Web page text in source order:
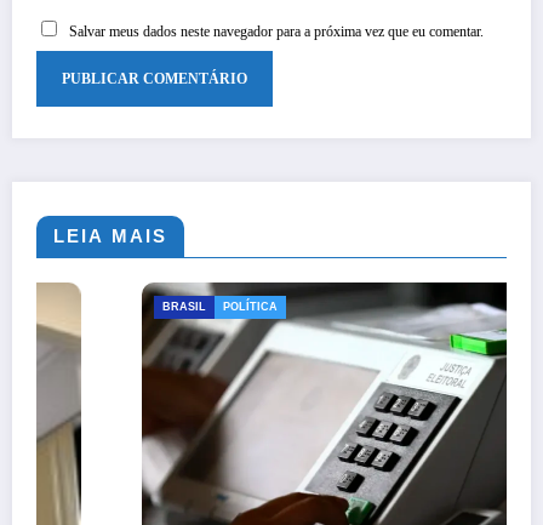
Salvar meus dados neste navegador para a próxima vez que eu comentar.
LEIA MAIS
POLÍTICA